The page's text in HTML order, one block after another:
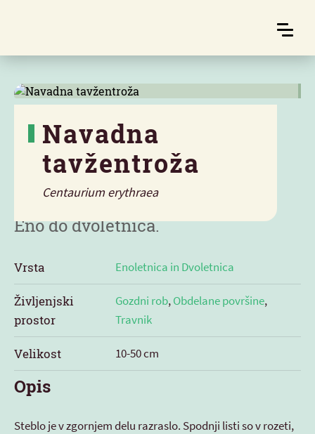
Navadna
tavžentroža
Centaurium erythraea
Značilnosti
Eno do dvoletnica.
Vrsta Enoletnica in Dvoletnica
Življenjski
prostor
Gozdni rob,Obdelane površine,
Travnik
Velikost 10-50 cm
Opis
Steblo je v zgornjem delu razraslo. Spodnji listi so v rozeti,